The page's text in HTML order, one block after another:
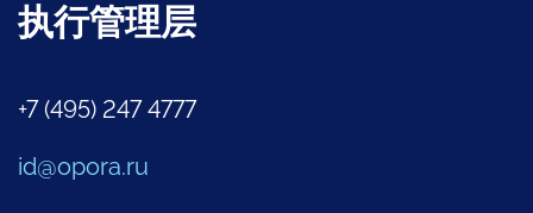
执行管理层
+7 (495) 247 4777
id@opora.ru